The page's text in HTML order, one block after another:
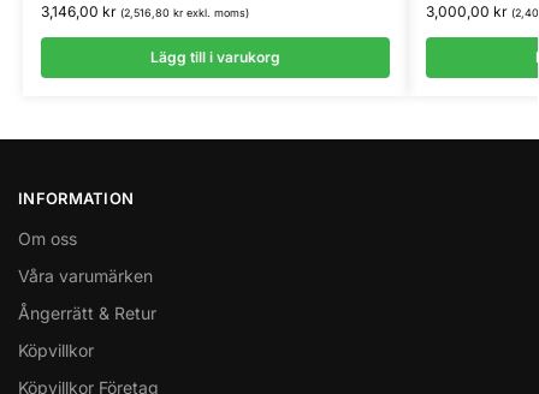
3,146,00 kr (2,516,80 krexkl. moms)
Lägg till i varukorg
3,000,00 kr (
INFORMATION
Om oss
Våra varumärken
Ångerrätt & Retur
Köpvillkor
Köpvillkor Företag